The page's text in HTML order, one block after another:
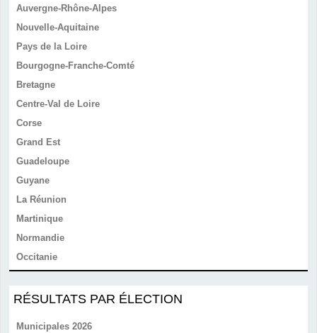
Auvergne-Rhône-Alpes
Nouvelle-Aquitaine
Pays de la Loire
Bourgogne-Franche-Comté
Bretagne
Centre-Val de Loire
Corse
Grand Est
Guadeloupe
Guyane
La Réunion
Martinique
Normandie
Occitanie
RÉSULTATS PAR ÉLECTION
Municipales 2026